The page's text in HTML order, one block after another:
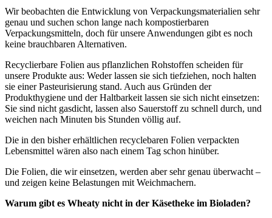
Wir beobachten die Entwicklung von Verpackungsmaterialien sehr
genau und suchen schon lange nach kompostierbaren
Verpackungsmitteln, doch für unsere Anwendungen gibt es noch
keine brauchbaren Alternativen.
Recyclierbare Folien aus pflanzlichen Rohstoffen scheiden für
unsere Produkte aus: Weder lassen sie sich tiefziehen, noch halten
sie einer Pasteurisierung stand. Auch aus Gründen der
Produkthygiene und der Haltbarkeit lassen sie sich nicht einsetzen:
Sie sind nicht gasdicht, lassen also Sauerstoff zu schnell durch, und
weichen nach Minuten bis Stunden völlig auf.
Die in den bisher erhältlichen recyclebaren Folien verpackten
Lebensmittel wären also nach einem Tag schon hinüber.
Die Folien, die wir einsetzen, werden aber sehr genau überwacht –
und zeigen keine Belastungen mit Weichmachern.
Warum gibt es Wheaty nicht in der Käsetheke im Bioladen?